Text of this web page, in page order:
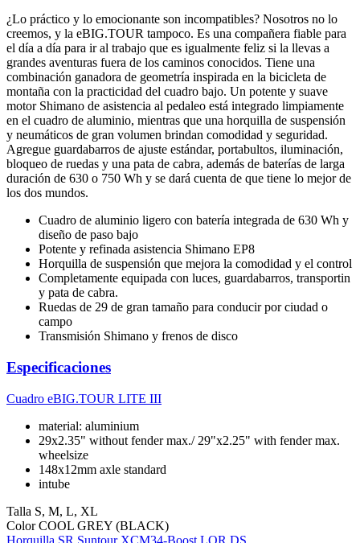
¿Lo práctico y lo emocionante son incompatibles? Nosotros no lo
creemos, y la eBIG.TOUR tampoco. Es una compañera fiable para
el día a día para ir al trabajo que es igualmente feliz si la llevas a
grandes aventuras fuera de los caminos conocidos. Tiene una
combinación ganadora de geometría inspirada en la bicicleta de
montaña con la practicidad del cuadro bajo. Un potente y suave
motor Shimano de asistencia al pedaleo está integrado limpiamente
en el cuadro de aluminio, mientras que una horquilla de suspensión
y neumáticos de gran volumen brindan comodidad y seguridad.
Agregue guardabarros de ajuste estándar, portabultos, iluminación,
bloqueo de ruedas y una pata de cabra, además de baterías de larga
duración de 630 o 750 Wh y se dará cuenta de que tiene lo mejor de
los dos mundos.
Cuadro de aluminio ligero con batería integrada de 630 Wh y
diseño de paso bajo
Potente y refinada asistencia Shimano EP8
Horquilla de suspensión que mejora la comodidad y el control
Completamente equipada con luces, guardabarros, transportin
y pata de cabra.
Ruedas de 29 de gran tamaño para conducir por ciudad o
campo
Transmisión Shimano y frenos de disco
Especificaciones
Cuadro eBIG.TOUR LITE III
material: aluminium
29x2.35" without fender max./ 29"x2.25" with fender max.
wheelsize
148x12mm axle standard
intube
Talla S, M, L, XL
Color COOL GREY (BLACK)
Horquilla SR Suntour XCM34-Boost LOR DS